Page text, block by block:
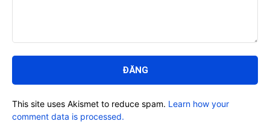
luận:
This site uses Akismet to reduce spam. Learn how your
comment data is processed.